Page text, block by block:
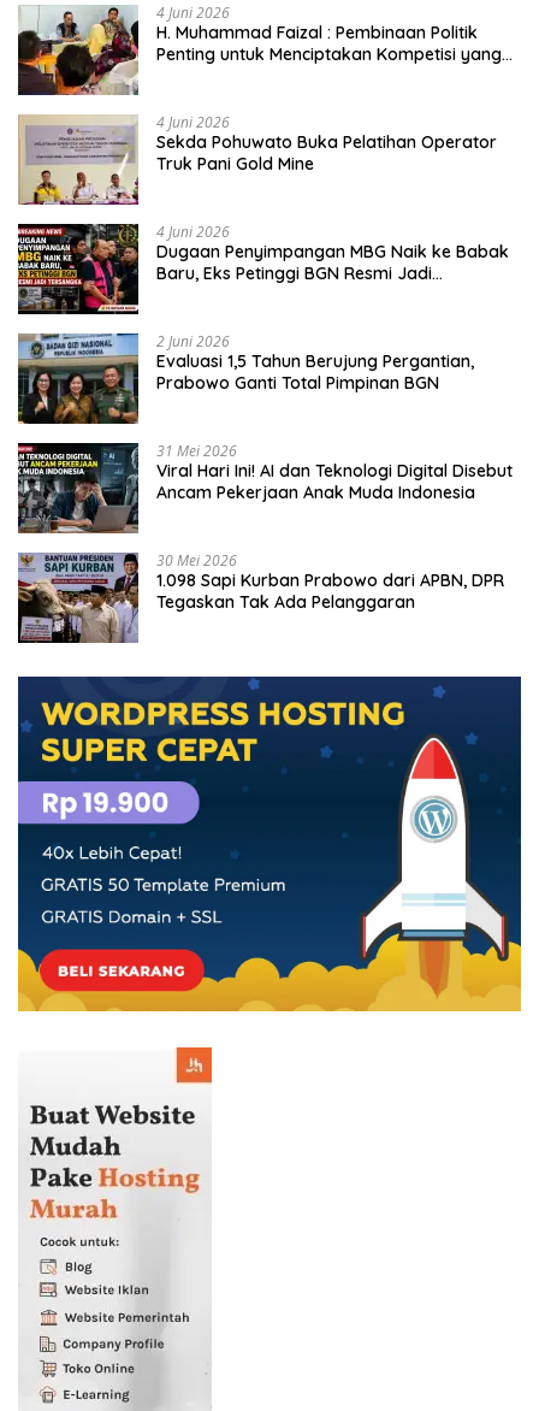
4 Juni 2026
H. Muhammad Faizal : Pembinaan Politik
Penting untuk Menciptakan Kompetisi yang
4 Juni 2026
Sekda Pohuwato Buka Pelatihan Operator
Truk Pani Gold Mine
4 Juni 2026
Dugaan Penyimpangan MBG Naik ke Babak
Baru, Eks Petinggi BGN Resmi Jadi
2 Juni 2026
Evaluasi 1,5 Tahun Berujung Pergantian,
Prabowo Ganti Total Pimpinan BGN
31 Mei 2026
Viral Hari Ini! AI dan Teknologi Digital Disebut
Ancam Pekerjaan Anak Muda Indonesia
30 Mei 2026
1.098 Sapi Kurban Prabowo dari APBN, DPR
Tegaskan Tak Ada Pelanggaran